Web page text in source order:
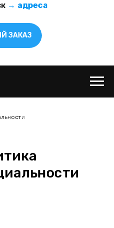
→ адреса
ЗАКАЗ